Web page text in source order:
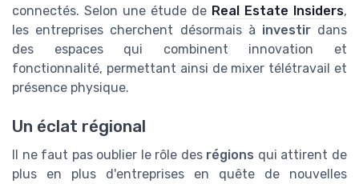
connectés. Selon une étude de Real Estate Insiders,
les entreprises cherchent désormais à investirdans
des espaces qui combinent innovation et
fonctionnalité, permettant ainsi de mixer télétravail et
présence physique.
Un éclat régional
Il ne faut pas oublier le rôle des régions qui attirent de
plus en plus d'entreprises en quête de nouvelles